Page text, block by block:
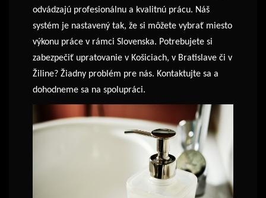
odvádzajú profesionálnu a kvalitnú prácu. Náš
systém je nastavený tak, že si môžete vybrať miesto
výkonu práce v rámci Slovenska. Potrebujete si
zabezpečiť upratovanie v Košiciach, v Bratislave či v
Žiline? Žiadny problém pre nás. Kontaktujte sa a
dohodneme sa na spolupráci.